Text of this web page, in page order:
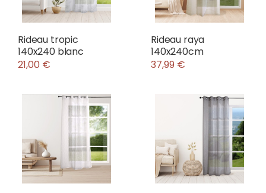
Rideau tropic
140x240 blanc
21,00 €
Rideau raya
140x240cm
37,99 €